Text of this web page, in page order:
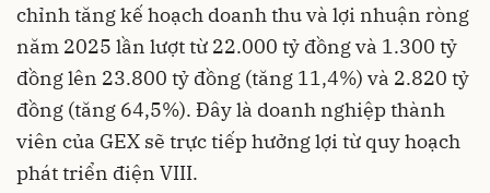
chỉnh tăng kế hoạch doanh thu và lợi nhuận ròng
năm 2025 lần lượt từ 22.000 tỷ đồng và 1.300 tỷ
đồng lên 23.800 tỷ đồng (tăng 11,4%) và 2.820 tỷ
đồng (tăng 64,5%). Đây là doanh nghiệp thành
viên của GEX sẽ trực tiếp hưởng lợi từ quy hoạch
phát triển điện VIII.